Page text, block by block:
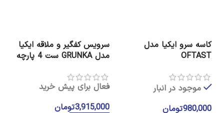
کاسه سرو ایکیا مدل
OFTAST
موجود در انبار
980,000تومان
سرویس کفگیر و ملاقه ایکیا
مدل GRUNKA ست 4 پارچه
فعال برای پیش خرید
3,915,000تومان